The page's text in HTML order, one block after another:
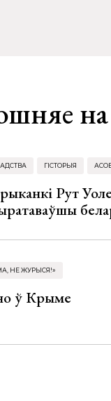
ГІСТОРЫЯ
Рут
НЕ ЖУРЫСЯ!»
ў Крыме